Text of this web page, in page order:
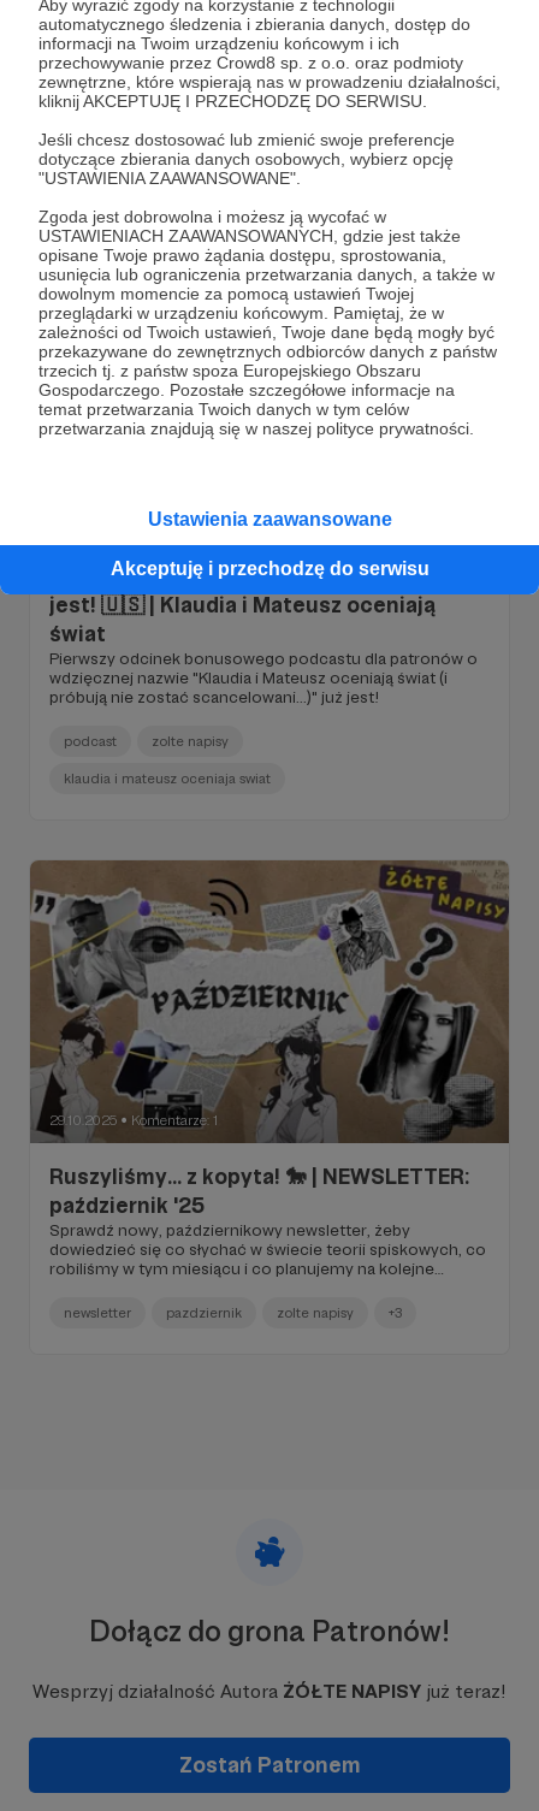
Aby wyrazić zgody na korzystanie z technologii
automatycznego śledzenia i zbierania danych, dostęp do
informacji na Twoim urządzeniu końcowym i ich
przechowywanie przez Crowd8 sp. z o.o. oraz podmioty
zewnętrzne, które wspierają nas w prowadzeniu działalności,
kliknij AKCEPTUJĘ I PRZECHODZĘ DO SERWISU.
Jeśli chcesz dostosować lub zmienić swoje preferencje
dotyczące zbierania danych osobowych, wybierz opcję
"USTAWIENIA ZAAWANSOWANE".
Zgoda jest dobrowolna i możesz ją wycofać w
USTAWIENIACH ZAAWANSOWANYCH, gdzie jest także
opisane Twoje prawo żądania dostępu, sprostowania,
usunięcia lub ograniczenia przetwarzania danych, a także w
dowolnym momencie za pomocą ustawień Twojej
przeglądarki w urządzeniu końcowym. Pamiętaj, że w
zależności od Twoich ustawień, Twoje dane będą mogły być
przekazywane do zewnętrznych odbiorców danych z państw
trzecich tj. z państw spoza Europejskiego Obszaru
Gospodarczego. Pozostałe szczegółowe informacje na
temat przetwarzania Twoich danych w tym celów
przetwarzania znajdują się w naszej polityce prywatności.
Ustawienia zaawansowane
Akceptuję i przechodzę do serwisu
31.10.2025 ● Brak komentarzy
Nie zapomnijcie, że dziś o 17 wjeżdża nowy
podcast!
Już po zdjęciu powinniście wiedzieć o czym dziś
posłuchacie
zolte napisy nowy odcinek
Komentarze: 1
BONUSOWY ODCINEK dla Patronów już
jest! 🇺🇸 | Klaudia i Mateusz oceniają
świat
Pierwszy odcinek bonusowego podcastu dla patronów o
wdzięcznej nazwie "Klaudia i Mateusz oceniają świat (i
próbują nie zostać scancelowani...)" już jest!
podcast zolte napisy
klaudia i mateusz oceniaja swiat
29.10.2025 ● Komentarze: 1
Ruszyliśmy... z kopyta! 🐎 | NEWSLETTER:
październik '25
Sprawdź nowy, październikowy newsletter, żeby
dowiedzieć się co słychać w świecie teorii spiskowych, co
robiliśmy w tym miesiącu i co planujemy na kolejne
newsletter pazdziernik zolte napisy +3
Dołącz do grona Patronów!
Wesprzyj działalność Autora ŻÓŁTE NAPISY już teraz!
Zostań Patronem